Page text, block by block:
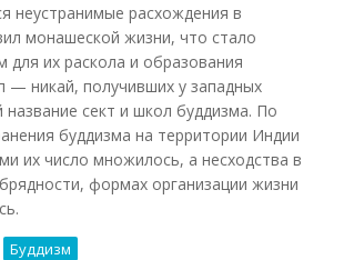
неустранимые расхождения в
монашеской жизни, что стало
для их раскола и образования
— никай, получивших у западных
название сект и школ буддизма. По
буддизма на территории Индии
их число множилось, а несходства в
формах организации жизни
Буддизм